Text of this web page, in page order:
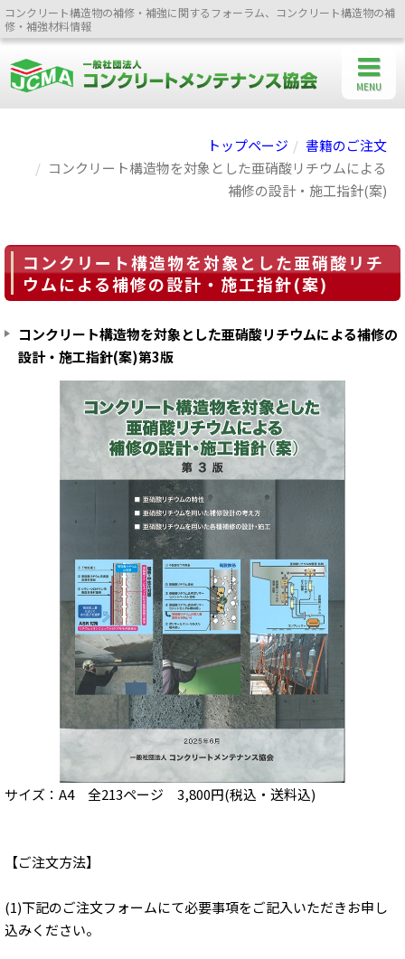
コンクリート構造物の補修・補強に関するフォーラム、コンクリート構造物の補
修・補強材料情報
トップページ
書籍のご注文
コンクリート構造物を対象とした亜硝酸リチウムによる
補修の設計・施工指針(案)
コンクリート構造物を対象とした亜硝酸リチ
ウムによる補修の設計・施工指針(案)
コンクリート構造物を対象とした亜硝酸リチウムによる補修の
設計・施工指針(案)第3版
サイズ：A4 全213ページ 3,800円(税込・送料込)
【ご注文方法】
(1)下記のご注文フォームにて必要事項をご記入いただきお申し
込みください。
MENU